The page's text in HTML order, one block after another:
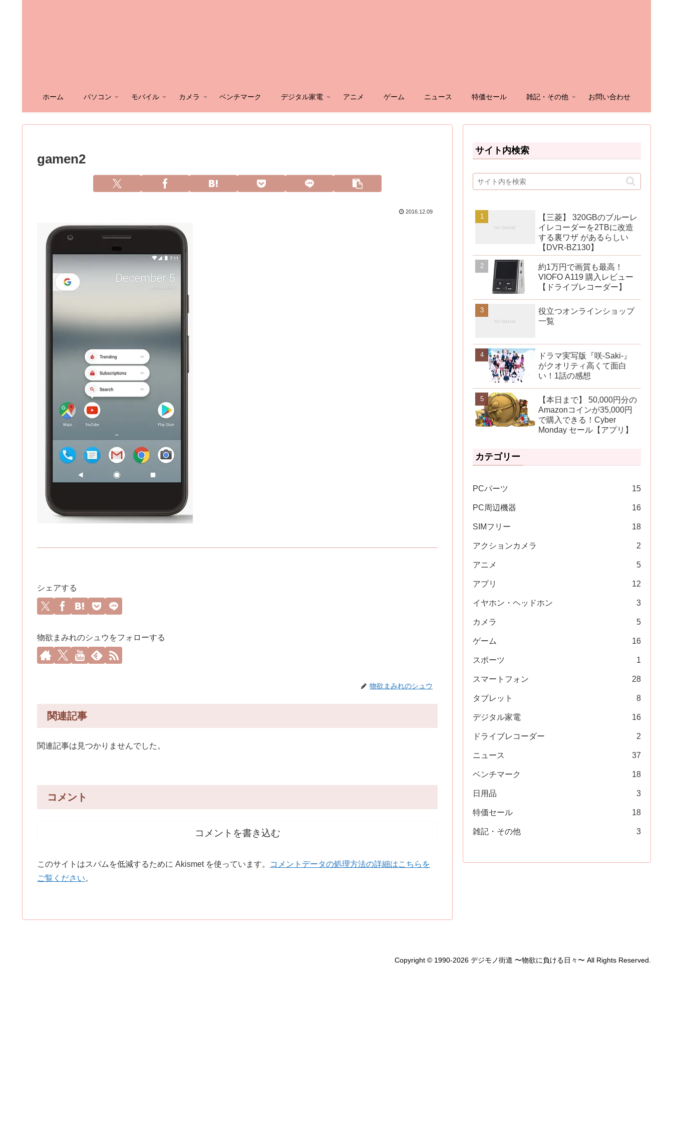
ホーム パソコン モバイル カメラ ベンチマーク デジタル家電 アニメ ゲーム ニュース 特価セール 雑記・その他 お問い合わせ
gamen2
2016.12.09
シェアする
物欲まみれのシュウをフォローする
物欲まみれのシュウ
関連記事
関連記事は見つかりませんでした。
コメント
コメントを書き込む
このサイトはスパムを低減するために Akismet を使っています。
コメントデータの処理方法の詳細はこちらを
ご覧ください。
サイト内検索
【三菱】 320GBのブルーレ
イレコーダーを2TBに改造
する裏ワザ があるらしい
【DVR-BZ130】
約1万円で画質も最高！
VIOFO A119 購入レビュー
【ドライブレコーダー】
役立つオンラインショップ
一覧
ドラマ実写版『咲-Saki-』
がクオリティ高くて面白
い！1話の感想
【本日まで】 50,000円分の
Amazonコインが35,000円
で購入できる！Cyber
Monday セール【アプリ】
カテゴリー
PCパーツ 15
PC周辺機器 16
SIMフリー 18
アクションカメラ 2
アニメ 5
アプリ 12
イヤホン・ヘッドホン 3
カメラ 5
ゲーム 16
スポーツ 1
スマートフォン 28
タブレット 8
デジタル家電 16
ドライブレコーダー 2
ニュース 37
ベンチマーク 18
日用品 3
特価セール 18
雑記・その他 3
Copyright © 1990-2026 デジモノ街道 〜物欲に負ける日々〜 All Rights Reserved.